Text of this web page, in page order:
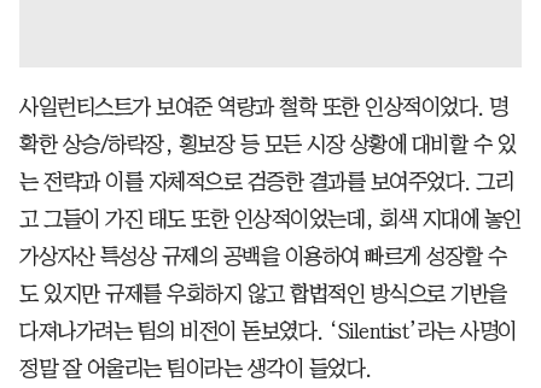
사일런티스트가 보여준 역량과 철학 또한 인상적이었다. 명
확한 상승/하락장, 횡보장 등 모든 시장 상황에 대비할 수 있
는 전략과 이를 자체적으로 검증한 결과를 보여주었다. 그리
고 그들이 가진 태도 또한 인상적이었는데, 회색 지대에 놓인
가상자산 특성상 규제의 공백을 이용하여 빠르게 성장할 수
도 있지만 규제를 우회하지 않고 합법적인 방식으로 기반을
다져나가려는 팀의 비전이 돋보였다. ‘Silentist’라는 사명이
정말 잘 어울리는 팀이라는 생각이 들었다.